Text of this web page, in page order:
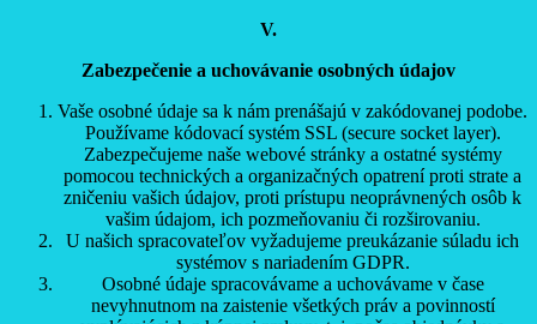
V.
Zabezpečenie a uchovávanie osobných údajov
Vaše osobné údaje sa k nám prenášajú v zakódovanej podobe.
Používame kódovací systém SSL (secure socket layer).
Zabezpečujeme naše webové stránky a ostatné systémy
pomocou technických a organizačných opatrení proti strate a
zničeniu vašich údajov, proti prístupu neoprávnených osôb k
vašim údajom, ich pozmeňovaniu či rozširovaniu.
U našich spracovateľov vyžadujeme preukázanie súladu ich
systémov s nariadením GDPR.
Osobné údaje spracovávame a uchovávame v čase
nevyhnutnom na zaistenie všetkých práv a povinností